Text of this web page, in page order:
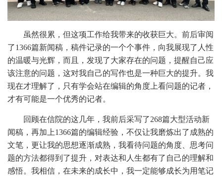
虽然很累，但这项工作给我带来的收获巨大。前后审阅
了1366篇新闻稿，稿件记录的一个个事件，向我展现了人性
的温暖与光辉，而且，发现了大家存在的问题，提醒自己应
该注意的问题，这对我自己的写作也是一种巨大的提升。我
现在才理解了，只有学会站在编辑的角度上看问题的记者，
才有可能是一个优秀的记者。
回顾在信院的这几年，我前后采写了268篇大型活动新
闻稿，再加上1366篇的编辑经验，不仅让我磨炼出了成熟的
文笔，更让我的思想逐渐成熟，我看待问题的角度、思考问
题的方法都得到了提升，对表达和人生都有了自己的理解和
感悟。我相信，在未来的成长中，我一定能够成长为用笔记